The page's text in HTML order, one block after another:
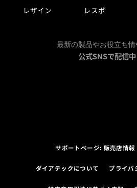
レザイン
レスポ
最新の製品やお役立ち
公式SNSで配信中
サポートページ: 販売店情報
ダイアテックについて プライバ